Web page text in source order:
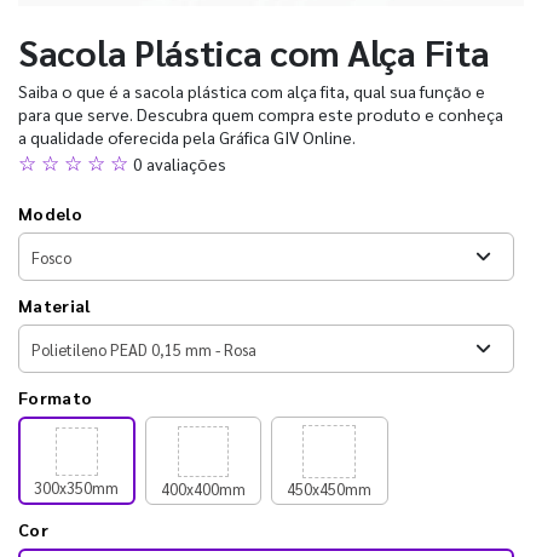
Sacola Plástica com Alça Fita
Saiba o que é a sacola plástica com alça fita, qual sua função e
para que serve. Descubra quem compra este produto e conheça
a qualidade oferecida pela Gráfica GIV Online.
☆ ☆ ☆ ☆ ☆ 0 avaliações
Modelo
Material
Formato
300x350mm 400x400mm 450x450mm
Cor